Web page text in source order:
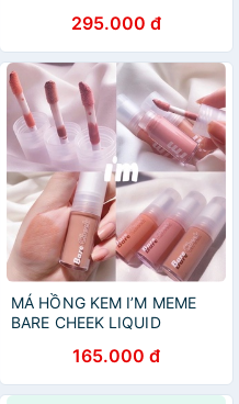
295.000 đ
MÁ HỒNG KEM I’M MEME
BARE CHEEK LIQUID
165.000 đ